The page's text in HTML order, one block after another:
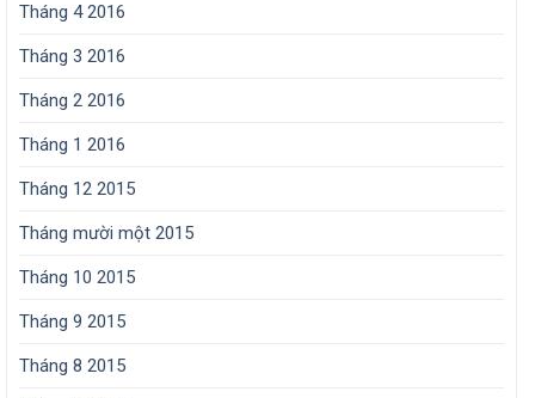
Tháng 4 2016
Tháng 3 2016
Tháng 2 2016
Tháng 1 2016
Tháng 12 2015
Tháng mười một 2015
Tháng 10 2015
Tháng 9 2015
Tháng 8 2015